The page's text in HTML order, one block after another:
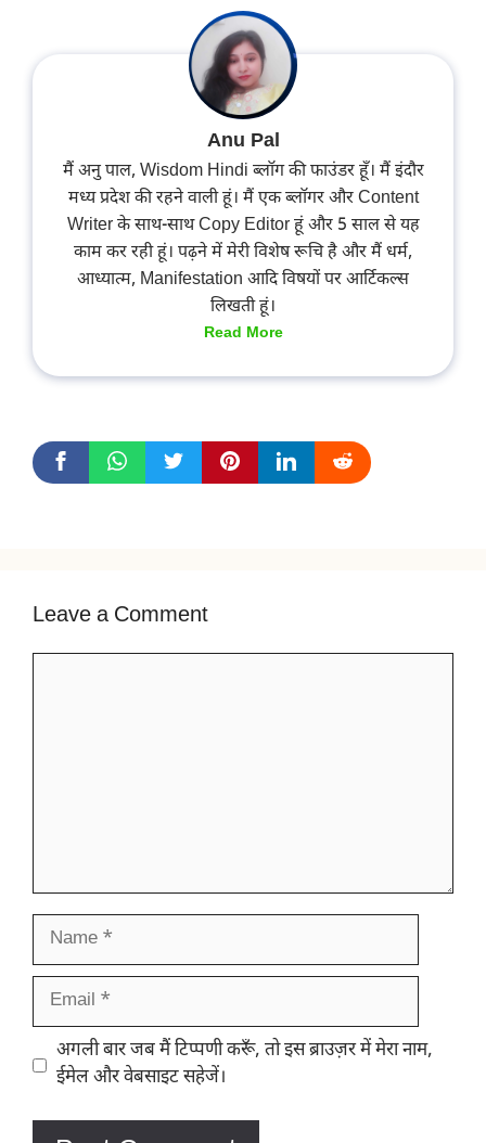
Anu Pal
मैं अनु पाल, Wisdom Hindi ब्लॉग की फाउंडर हूँ। मैं इंदौर
मध्य प्रदेश की रहने वाली हूं। मैं एक ब्लॉगर और Content
Writer के साथ-साथ Copy Editor हूं और 5 साल से यह
काम कर रही हूं। पढ़ने में मेरी विशेष रूचि है और मैं धर्म,
आध्यात्म, Manifestation आदि विषयों पर आर्टिकल्स
लिखती हूं।
Read More
Leave a Comment
Name
Email
Website
अगली बार जब मैं टिप्पणी करूँ, तो इस ब्राउज़र में मेरा नाम,
ईमेल और वेबसाइट सहेजें।